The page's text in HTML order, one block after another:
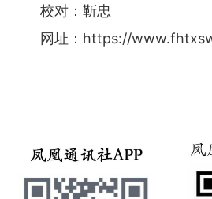
校对：靳忠
网址：https://